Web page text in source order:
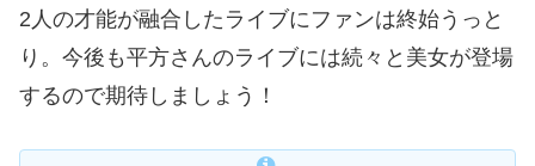
2人の才能が融合したライブにファンは終始うっと
り。今後も平方さんのライブには続々と美女が登場
するので期待しましょう！